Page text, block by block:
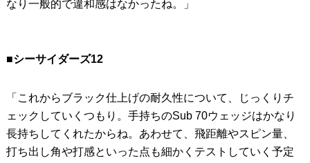
なり一般的で違和感はなかったね。」
■シーサイダーズ12
「これからブラック仕上げの耐久性について、じっくりチ
ェックしていくつもり。手持ちのSub 70ウェッジはかなり
長持ちしてくれたからね。あわせて、飛距離やスピン量、
打ち出し角や打感といった点も細かくテストしていく予定